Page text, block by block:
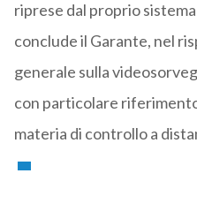
riprese dal proprio
conclude il Garante, nel
generale sulla
con particolare
materia di controllo a